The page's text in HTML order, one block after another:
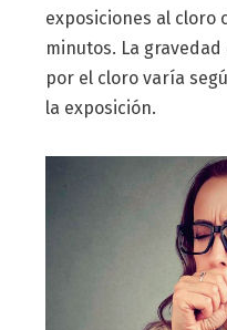
exposiciones al cloro
minutos. La
por el cloro varía
la exposición.